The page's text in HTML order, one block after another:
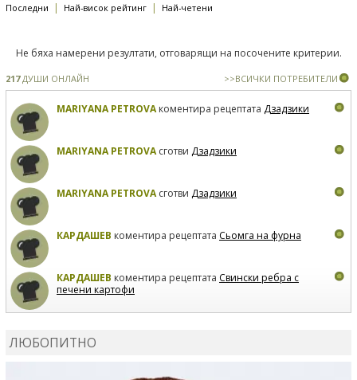
Последни | Най-висок рейтинг | Най-четени
Не бяха намерени резултати, отговарящи на посочените критерии.
217ДУШИ ОНЛАЙН >>ВСИЧКИ ПОТРЕБИТЕЛИ
MARIYANA PETROVAкоментира рецептата Дзадзики
MARIYANA PETROVAсготви Дзадзики
MARIYANA PETROVAсготви Дзадзики
КАРДАШЕВ коментира рецептата Сьомга на фурна
КАРДАШЕВ коментира рецептата Свински ребра с
печени картофи
ЛЮБОПИТНО